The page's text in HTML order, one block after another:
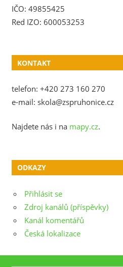
IČO: 49855425
Red IZO: 600053253
KONTAKT
telefon: +420 273 160 270
e-mail: skola@zspruhonice.cz
Najdete nás i na mapy.cz.
ODKAZY
Přihlásit se
Zdroj kanálů (příspěvky)
Kanál komentářů
Česká lokalizace